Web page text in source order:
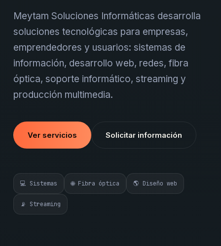
Meytam Soluciones Informáticas desarrolla
soluciones tecnológicas para empresas,
emprendedores y usuarios: sistemas de
información, desarrollo web, redes, fibra
óptica, soporte informático, streaming y
producción multimedia.
Ver servicios Solicitar información
💻 Sistemas 🌐 Fibra óptica 🌎 Diseño web
📡 Streaming